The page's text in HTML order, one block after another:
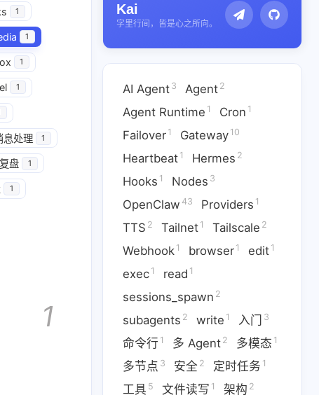
1 Cron Gateway10
edit1 exec1
1
文件读写
网页自动化 语音1
1
1
1
1
息处理 1
盘 1
1
1
Kai
字里行间，皆是心之所向。
AI Agent 3 Agent 2
Agent Runtime 1 Cron 1
Failover 1 Gateway 10
Heartbeat 1 Hermes 2
Hooks 1 Nodes 3
OpenClaw 43 Providers 1
TTS 2 Tailnet 1 Tailscale 2
Webhook 1 browser 1 edit 1
exec 1 read 1
sessions_spawn 2
subagents 2 write 1 入门 3
命令行 1 多 Agent 2 多模态 1
多节点 3 安全 2 定时任务 1
工具 5 文件读写 1 架构 2